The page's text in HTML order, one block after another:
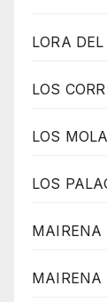
LORA DEL
LOS
LOS
LOS
MAIRENA
MAIRENA